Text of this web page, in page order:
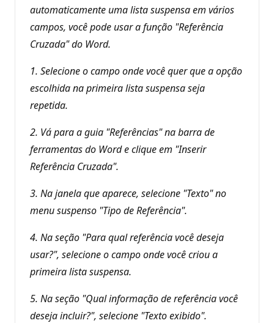
ç
o
automaticamente uma lista suspensa em vários
campos, você pode usar a função "Referência
Cruzada" do Word.
1. Selecione o campo onde você quer que a opção
escolhida na primeira lista suspensa seja
repetida.
2. Vá para a guia "Referências" na barra de
ferramentas do Word e clique em "Inserir
Referência Cruzada".
3. Na janela que aparece, selecione "Texto" no
menu suspenso "Tipo de Referência".
4. Na seção "Para qual referência você deseja
usar?", selecione o campo onde você criou a
primeira lista suspensa.
5. Na seção "Qual informação de referência você
deseja incluir?", selecione "Texto exibido".